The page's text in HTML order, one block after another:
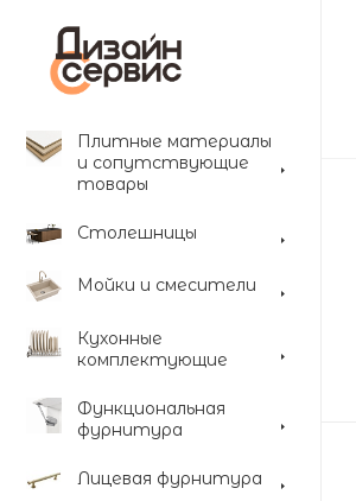
Плитные материалы
и сопутствующие
товары
Столешницы
Мойки и смесители
Кухонные
комплектующие
Функциональная
фурнитура
Лицевая фурнитура